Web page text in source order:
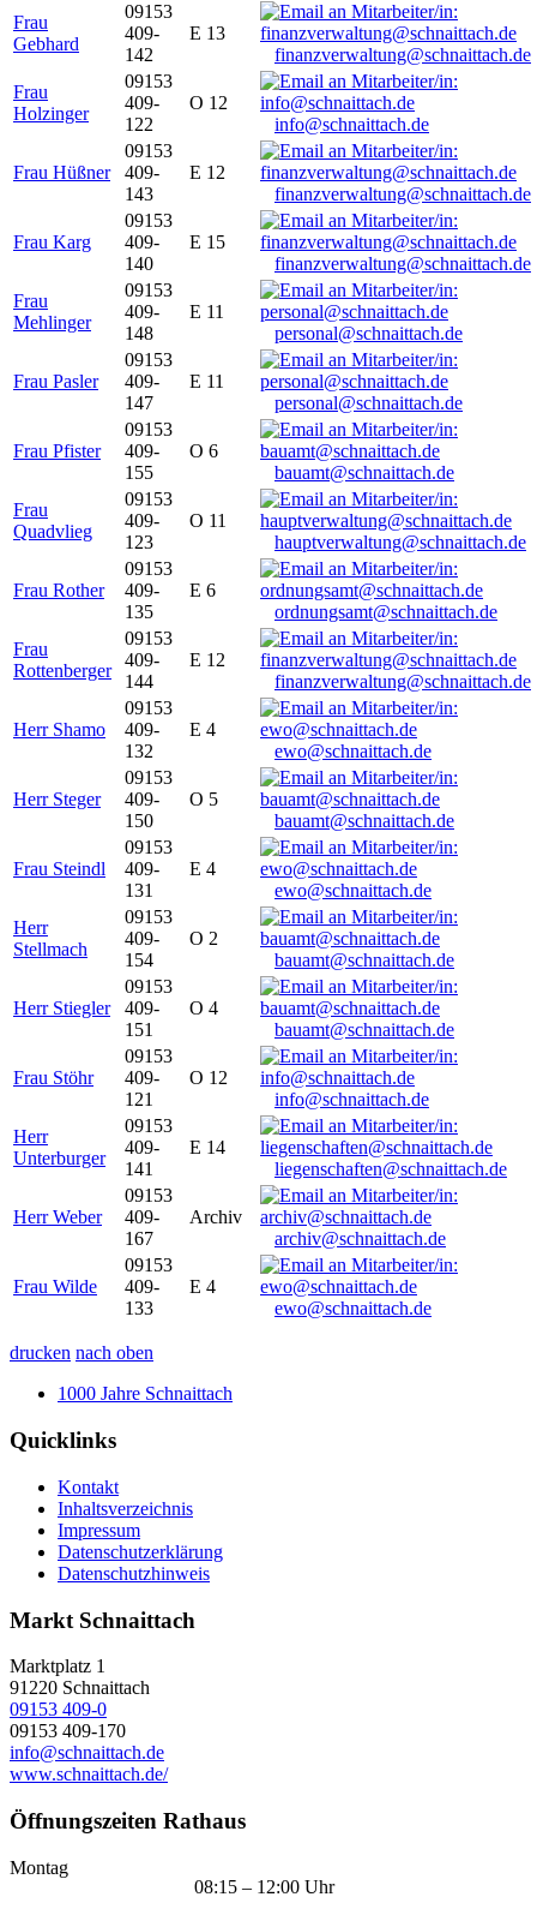
Frau
Gebhard
09153
409-
142
E 13
finanzverwaltung@schnaittach.de
Frau
Holzinger
09153
409-
122
O 12
info@schnaittach.de
Frau Hüßner
09153
409-
143
E 12
finanzverwaltung@schnaittach.de
Frau Karg
09153
409-
140
E 15
finanzverwaltung@schnaittach.de
Frau
Mehlinger
09153
409-
148
E 11
personal@schnaittach.de
Frau Pasler
09153
409-
147
E 11
personal@schnaittach.de
Frau Pfister
09153
409-
155
O 6
bauamt@schnaittach.de
Frau
Quadvlieg
09153
409-
123
O 11
hauptverwaltung@schnaittach.de
Frau Rother
09153
409-
135
E 6
ordnungsamt@schnaittach.de
Frau
Rottenberger
09153
409-
144
E 12
finanzverwaltung@schnaittach.de
Herr Shamo
09153
409-
132
E 4
ewo@schnaittach.de
Herr Steger
09153
409-
150
O 5
bauamt@schnaittach.de
Frau Steindl
09153
409-
131
E 4
ewo@schnaittach.de
Herr
Stellmach
09153
409-
154
O 2
bauamt@schnaittach.de
Herr Stiegler
09153
409-
151
O 4
bauamt@schnaittach.de
Frau Stöhr
09153
409-
121
O 12
info@schnaittach.de
Herr
Unterburger
09153
409-
141
E 14
liegenschaften@schnaittach.de
Herr Weber
09153
409-
167
Archiv
archiv@schnaittach.de
Frau Wilde
09153
409-
133
E 4
ewo@schnaittach.de
drucken nach oben
1000 Jahre Schnaittach
Quicklinks
Kontakt
Inhaltsverzeichnis
Impressum
Datenschutzerklärung
Datenschutzhinweis
Markt Schnaittach
Marktplatz 1
91220 Schnaittach
09153 409-0
09153 409-170
info@schnaittach.de
www.schnaittach.de/
Öffnungszeiten Rathaus
Montag
08:15 – 12:00 Uhr